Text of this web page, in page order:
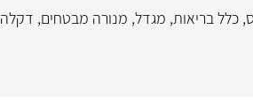
, כלל בריאות, מגדל, מנורה מבטחים, דקלה